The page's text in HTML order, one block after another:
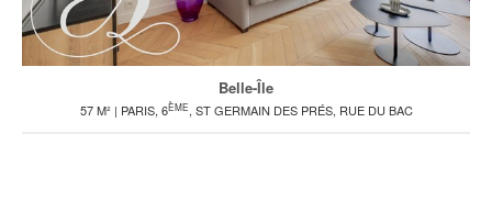
Belle-Île
57 M² | PARIS, 6ÈME, ST GERMAIN DES PRÉS, RUE DU BAC